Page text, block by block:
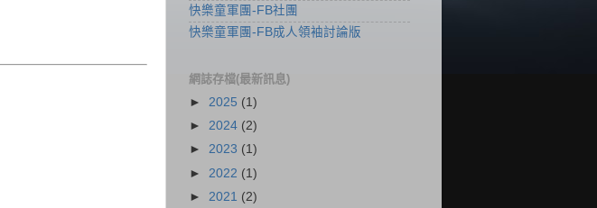
快樂童軍團-FB社團
快樂童軍團-FB成人領袖討論版
網誌存檔(最新訊息)
► 2025 (1)
► 2024 (2)
► 2023 (1)
► 2022 (1)
► 2021 (2)